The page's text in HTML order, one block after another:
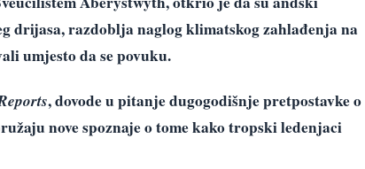
drijasa, razdoblja naglog klimatskog zahlađenja na
umjesto da se povuku.
, dovode u pitanje dugogodišnje pretpostavke o
nove spoznaje o tome kako tropski ledenjaci